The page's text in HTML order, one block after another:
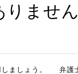
ませ
ましょう。
弁護